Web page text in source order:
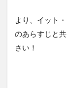
より、イット
のあらすじと
さい！